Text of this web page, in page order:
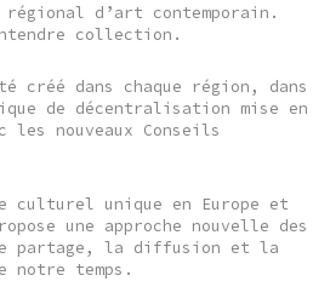
d’art contemporain.
collection.
créé dans chaque région, dans
de décentralisation mise en
nouveaux Conseils
culturel unique en Europe et
une approche nouvelle des
partage, la diffusion et la
notre temps.